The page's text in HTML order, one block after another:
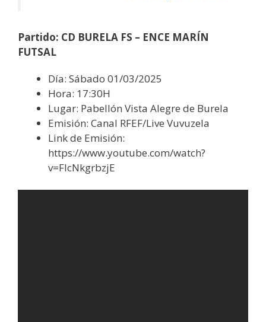
Partido: CD BURELA FS – ENCE MARÍN
FUTSAL
Día: Sábado 01/03/2025
Hora: 17:30H
Lugar: Pabellón Vista Alegre de Burela
Emisión: Canal RFEF/Live Vuvuzela
Link de Emisión:
https://www.youtube.com/watch?
v=FlcNkgrbzjE